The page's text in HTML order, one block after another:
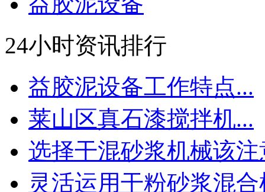
24小时资讯排行
益胶泥设备工作特点...
莱山区真石漆搅拌机...
选择干混砂浆机械该注
灵活运用干粉砂浆混合